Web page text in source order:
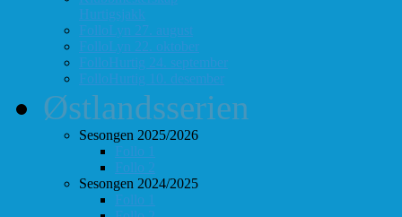
Hurtigsjakk
FolloLyn 27. august
FolloLyn 22. oktober
FolloHurtig 24. september
FolloHurtig 10. desember
Østlandsserien
Sesongen 2025/2026
Follo 1
Follo 2
Sesongen 2024/2025
Follo 1